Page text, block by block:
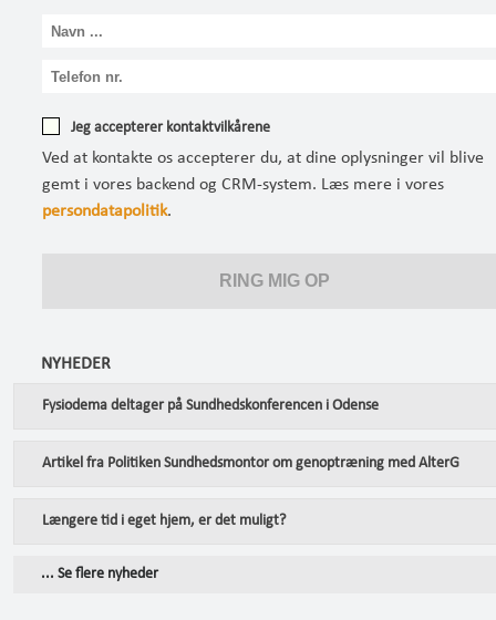
NYHEDER
Fysiodema deltager på Sundhedskonferencen i Odense
Artikel fra Politiken Sundhedsmontor om genoptræning med AlterG
Længere tid i eget hjem, er det muligt?
... Se flere nyheder
Jeg accepterer kontaktvilkårene
Ved at kontakte os accepterer du, at dine oplysninger vil blive
gemt i vores backend og CRM-system. Læs mere i vores
persondatapolitik.